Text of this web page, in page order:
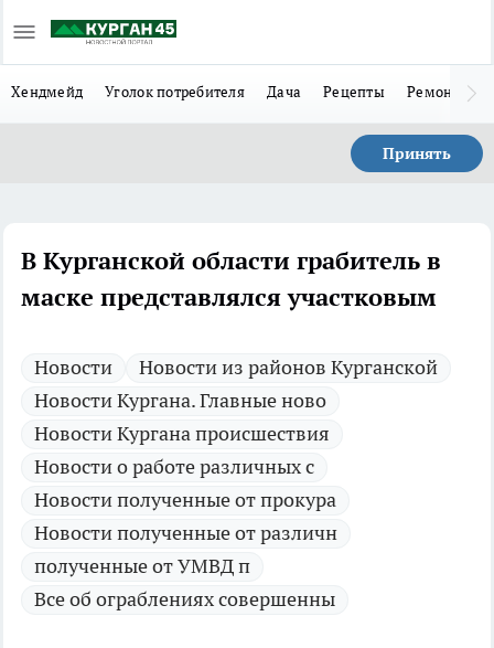
Хендмейд Уголок потребителя Дача Рецепты Ремонт
Принять
В Курганской области грабитель в
маске представлялся участковым
Новости
Новости из районов Курганской
Новости Кургана. Главные ново
Новости Кургана происшествия
Новости о работе различных с
Новости полученные от прокура
Новости полученные от различн
полученные от УМВД п
Все об ограблениях совершенны